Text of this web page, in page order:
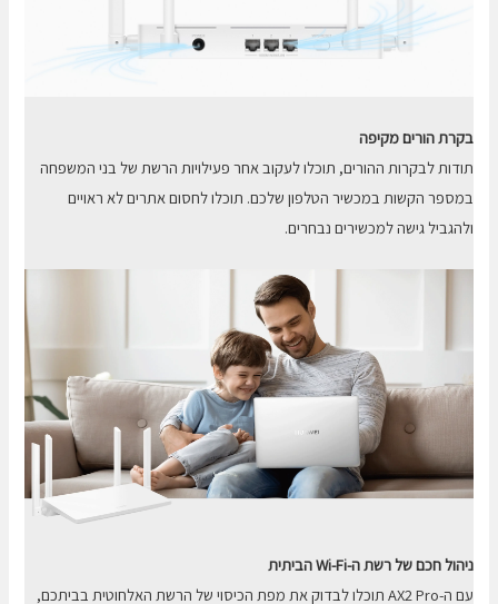
בקרת הורים מקיפה
תודות לבקרות ההורים, תוכלו לעקוב אחר פעילויות הרשת של בני המשפחה
במספר הקשות במכשיר הטלפון שלכם. תוכלו לחסום אתרים לא ראויים
ולהגביל גישה למכשירים נבחרים.
ניהול חכם של רשת ה-Wi-Fiהביתית
עם ה-AX2 Pro תוכלו לבדוק את מפת הכיסוי של הרשת האלחוטית בביתכם,